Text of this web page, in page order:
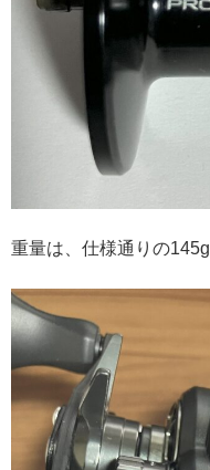
重量は、仕様通りの145g